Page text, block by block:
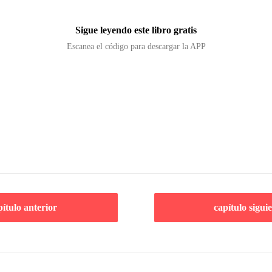
Sigue leyendo este libro gratis
Escanea el código para descargar la APP
anterior capítulo